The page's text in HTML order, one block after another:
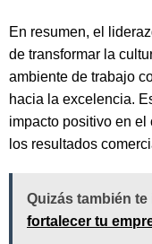
En resumen, el
de transformar la
ambiente de trabajo
hacia la excelencia.
impacto positivo en el
los resultados
Quizás también te
fortalecer tu